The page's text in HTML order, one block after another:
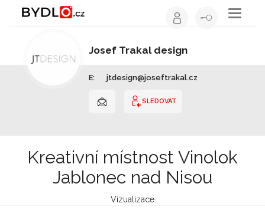
Toggle
Josef Trakal design
E: jtdesign@joseftrakal.cz
SLEDOVAT
Kreativní místnost Vinolok
Jablonec nad Nisou
Vizualizace